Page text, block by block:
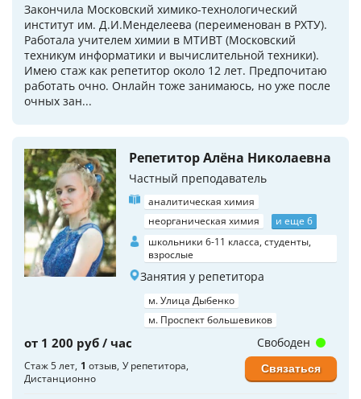
Закончила Московский химико-технологический
институт им. Д.И.Менделеева (переименован в РХТУ).
Работала учителем химии в МТИВТ (Московский
техникум информатики и вычислительной техники).
Имею стаж как репетитор около 12 лет. Предпочитаю
работать очно. Онлайн тоже занимаюсь, но уже после
очных зан...
Репетитор Алёна Николаевна
Частный преподаватель
аналитическая химия
неорганическая химия
и еще 6
школьники 6-11 класса, студенты,
взрослые
Занятия у репетитора
м. Улица Дыбенко
м. Проспект большевиков
от 1 200 руб / час
Стаж 5 лет 1 отзыв У репетитора
Дистанционно
Свободен
Связаться